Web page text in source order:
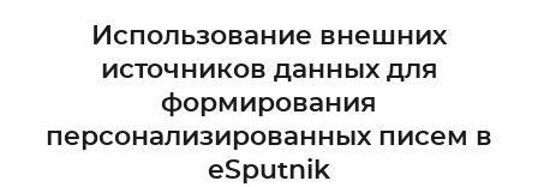
Использование внешних
источников данных для
формирования
персонализированных писем в
eSputnik